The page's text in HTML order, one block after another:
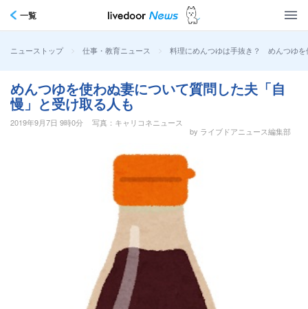
一覧
ニューストップ > 仕事・教育ニュース > 料理にめんつゆは手抜き？ めんつゆを
めんつゆを使わぬ妻について質問した夫「自
慢」と受け取る人も
2019年9月7日 9時0分
写真：キャリコネニュース
by ライブドアニュース編集部